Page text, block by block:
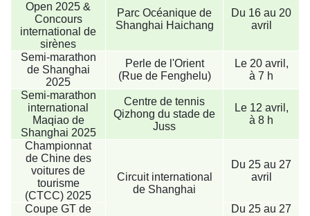
Open 2025 &
Concours
international de
sirènes
Parc Océanique de
Shanghai Haichang
Du 16 au 20
avril
Semi-marathon
de Shanghai
2025
Perle de l'Orient
(Rue de Fenghelu)
Le 20 avril,
à 7 h
Semi-marathon
international
Maqiao de
Shanghai 2025
Centre de tennis
Qizhong du stade de
Juss
Le 12 avril,
à 8 h
Championnat
de Chine des
voitures de
tourisme
(CTCC) 2025
Circuit international
de Shanghai
Du 25 au 27
avril
Coupe GT de
Du 25 au 27